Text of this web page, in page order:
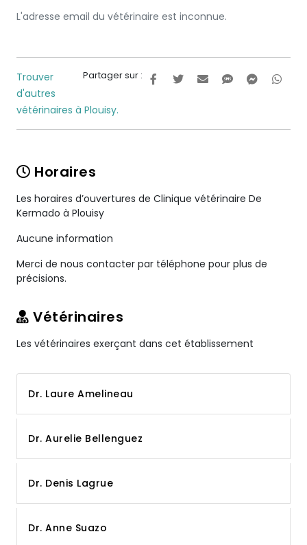
L'adresse email du vétérinaire est inconnue.
Partager sur :
Trouver
d'autres
vétérinaires à Plouisy.
Horaires
Les horaires d’ouvertures de Clinique vétérinaire De
Kermado à Plouisy
Aucune information
Merci de nous contacter par téléphone pour plus de
précisions.
Vétérinaires
Les vétérinaires exerçant dans cet établissement
Dr. Laure Amelineau
Dr. Aurelie Bellenguez
Dr. Denis Lagrue
Dr. Anne Suazo